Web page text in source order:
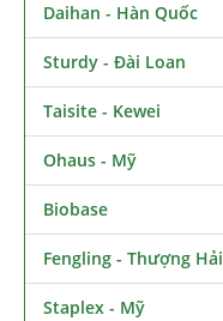
Daihan - Hàn Quốc
Sturdy - Đài Loan
Taisite - Kewei
Ohaus - Mỹ
Biobase
Fengling - Thượng Hải
Staplex - Mỹ